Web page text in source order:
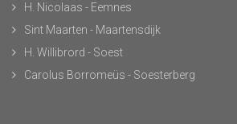
H. Nicolaas - Eemnes
Sint Maarten - Maartensdijk
H. Willibrord - Soest
Carolus Borromeüs - Soesterberg